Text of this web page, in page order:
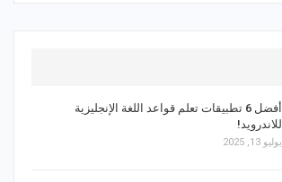
أفضل 6 تطبيقات تعلم قواعد اللغة الإنجليزية
للاندرويد!
يوليو 13, 2025